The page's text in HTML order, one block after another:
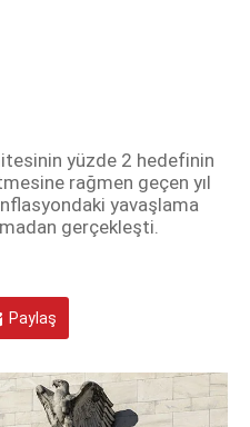
yüzde 2 hedefinin
rağmen geçen yıl
yavaşlama
gerçekleşti.
Paylaş